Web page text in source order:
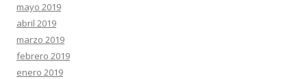
mayo 2019
abril 2019
marzo 2019
febrero 2019
enero 2019